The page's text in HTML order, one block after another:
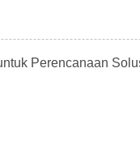
Perencanaan